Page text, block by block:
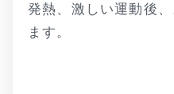
発熱、激しい運動後
ます。